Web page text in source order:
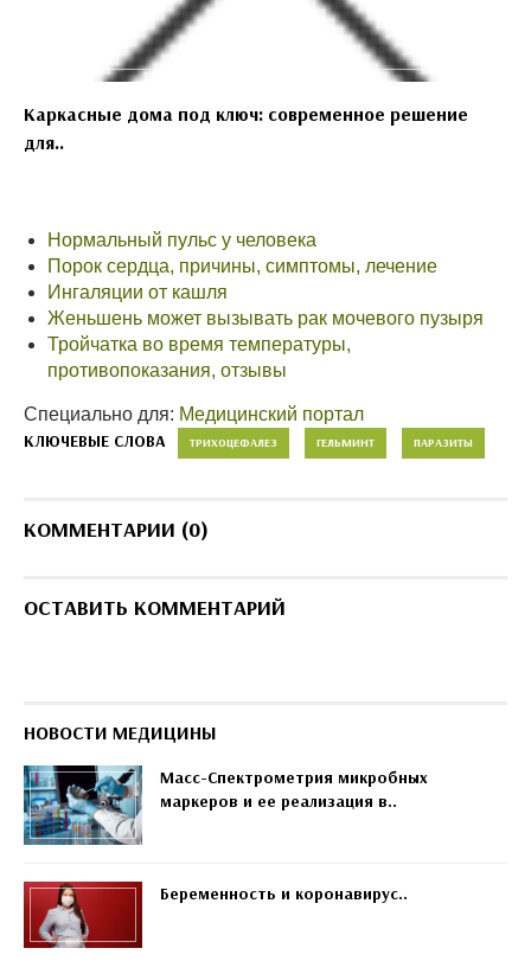
Каркасные дома под ключ: современное решение
для..
Нормальный пульс у человека
Порок сердца, причины, симптомы, лечение
Ингаляции от кашля
Женьшень может вызывать рак мочевого пузыря
Тройчатка во время температуры,
противопоказания, отзывы
Специально для: Медицинский портал
КЛЮЧЕВЫЕ СЛОВА ТРИХОЦЕФАЛЕЗ ГЕЛЬМИНТ ПАРАЗИТЫ
КОММЕНТАРИИ (0)
ОСТАВИТЬ КОММЕНТАРИЙ
НОВОСТИ МЕДИЦИНЫ
Масс-Спектрометрия микробных
маркеров и ее реализация в..
Беременность и коронавирус..